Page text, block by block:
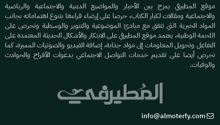
موقع المطيرفي يمزج بين الأخبار والمواضيع الدينية والاجتماعية والرياضية
والاجتماعية ومقالات لكبار الكتاب، حرصا على إرضاء قراءها بتنوع اهتماماته بجانب
المواد الخبرية التي تتفق مع مبادئ الموضوعية والتنوير والوسطية ونحرص على
اللحمة الوطنية، يعتمد موقع المطيرفي على الابتكار والأشكال الحديثة المعتمدة على
التفاعل وتحويل المعلومات إلى مواد جذابة، إضافة الفيديو والصوتيات المميزة، كما
نحرص أيضا على تقديم خدمات التواصل الاجتماعي بدعوات الأفراح والحوادث
والوفيات.
info@almoterfy.com